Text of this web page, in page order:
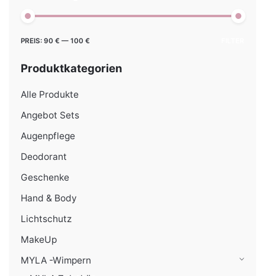
Min.
Max.
PREIS: 90 € — 100 €
Produktkategorien
Alle Produkte
Angebot Sets
Augenpflege
Deodorant
Geschenke
Hand & Body
Lichtschutz
MakeUp
MYLA -Wimpern